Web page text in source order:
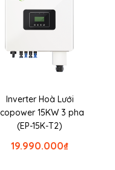
Inverter Hoà Lưới
15KW 3 pha
(EP-15K-T2)
₫
19.990.000